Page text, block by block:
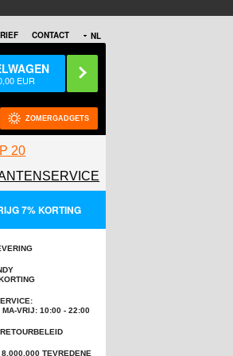
NL
CONTACT
EUR
ZOMERGADGETS
20
7% KORTING
MA-VRIJ: 10:00 - 22:00
8,000,000 TEVREDENE